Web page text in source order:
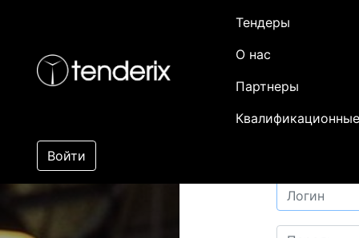
Тендеры
О нас
Партнеры
Войти